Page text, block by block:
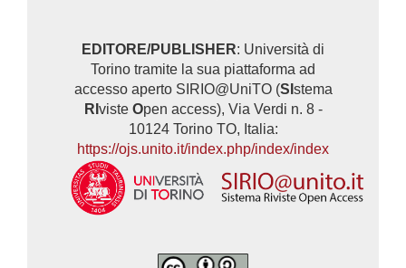
EDITORE/PUBLISHER: Università di
Torino tramite la sua piattaforma ad
accesso aperto SIRIO@UniTO (SI stema
RI viste Open access), Via Verdi n. 8 -
10124 Torino TO, Italia:
https://ojs.unito.it/index.php/index/index